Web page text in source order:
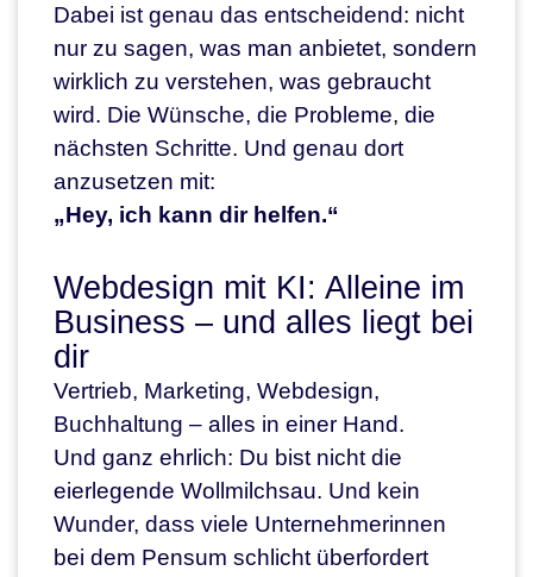
Dabei ist genau das entscheidend: nicht
nur zu sagen, was man anbietet, sondern
wirklich zu verstehen, was gebraucht
wird. Die Wünsche, die Probleme, die
nächsten Schritte. Und genau dort
anzusetzen mit:
„Hey, ich kann dir helfen.“
Webdesign mit KI: Alleine im
Business – und alles liegt bei
dir
Vertrieb, Marketing, Webdesign,
Buchhaltung – alles in einer Hand.
Und ganz ehrlich: Du bist nicht die
eierlegende Wollmilchsau. Und kein
Wunder, dass viele Unternehmerinnen
bei dem Pensum schlicht überfordert